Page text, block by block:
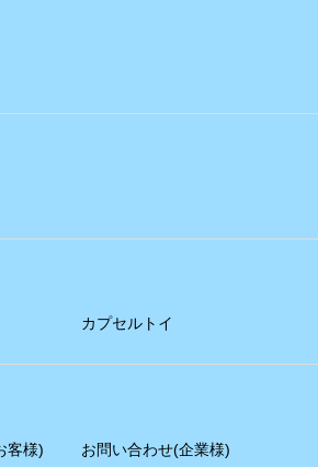
カプセルトイ
客様) お問い合わせ(企業様)